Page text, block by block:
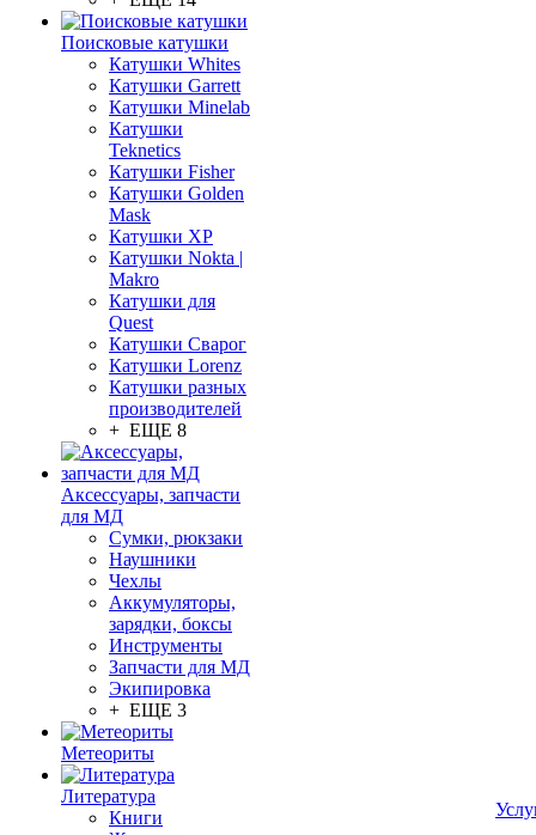
Поисковые катушки
Катушки Whites
Катушки Garrett
Катушки Minelab
Катушки
Teknetics
Катушки Fisher
Катушки Golden
Mask
Катушки XP
Катушки Nokta |
Makro
Катушки для
Quest
Катушки Сварог
Катушки Lorenz
Катушки разных
производителей
+ ЕЩЕ 8
Аксессуары, запчасти
для МД
Сумки, рюкзаки
Наушники
Чехлы
Аккумуляторы,
зарядки, боксы
Инструменты
Запчасти для МД
Экипировка
+ ЕЩЕ 3
Метеориты
Литература
Книги